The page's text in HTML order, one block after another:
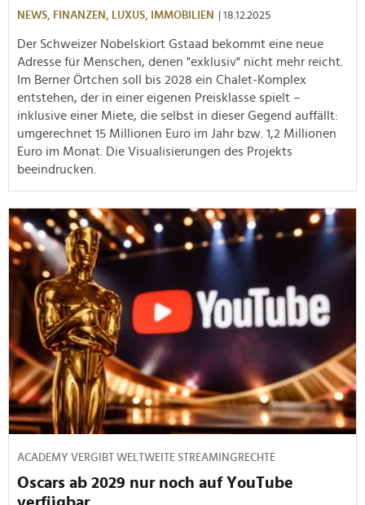
NEWS, FINANZEN, LUXUS, IMMOBILIEN | 18.12.2025
Der Schweizer Nobelskiort Gstaad bekommt eine neue
Adresse für Menschen, denen "exklusiv" nicht mehr reicht.
Im Berner Örtchen soll bis 2028 ein Chalet-Komplex
entstehen, der in einer eigenen Preisklasse spielt –
inklusive einer Miete, die selbst in dieser Gegend auffällt:
umgerechnet 15 Millionen Euro im Jahr bzw. 1,2 Millionen
Euro im Monat. Die Visualisierungen des Projekts
beeindrucken.
ACADEMY VERGIBT WELTWEITE STREAMINGRECHTE
Oscars ab 2029 nur noch auf YouTube